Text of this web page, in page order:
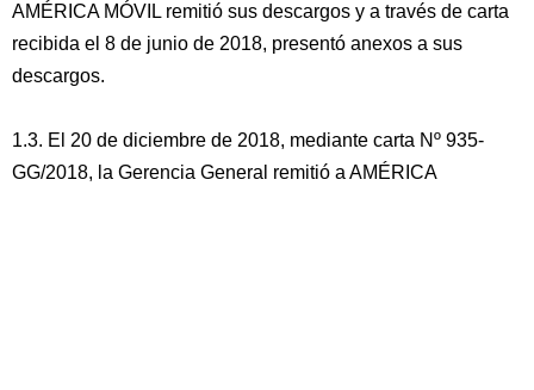
AMÉRICA MÓVIL remitió sus descargos y a través de carta
recibida el 8 de junio de 2018, presentó anexos a sus
descargos.
1.3. El 20 de diciembre de 2018, mediante carta Nº 935-
GG/2018, la Gerencia General remitió a AMÉRICA